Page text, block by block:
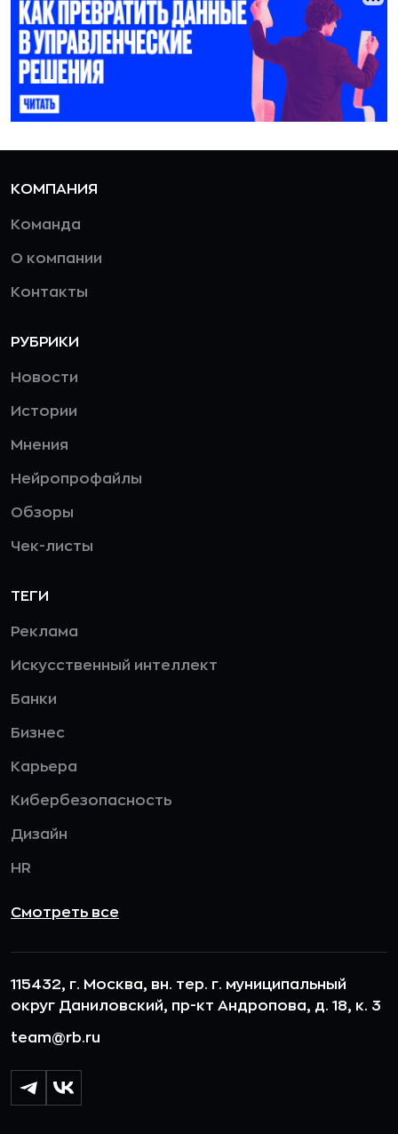
КОМПАНИЯ
Команда
О компании
Контакты
РУБРИКИ
Новости
Истории
Мнения
Нейропрофайлы
Обзоры
Чек-листы
ТЕГИ
Реклама
Искусственный интеллект
Банки
Бизнес
Карьера
Кибербезопасность
Дизайн
HR
Смотреть все
115432, г. Москва, вн. тер. г. муниципальный
округ Даниловский, пр-кт Андропова, д. 18, к. 3
team@rb.ru